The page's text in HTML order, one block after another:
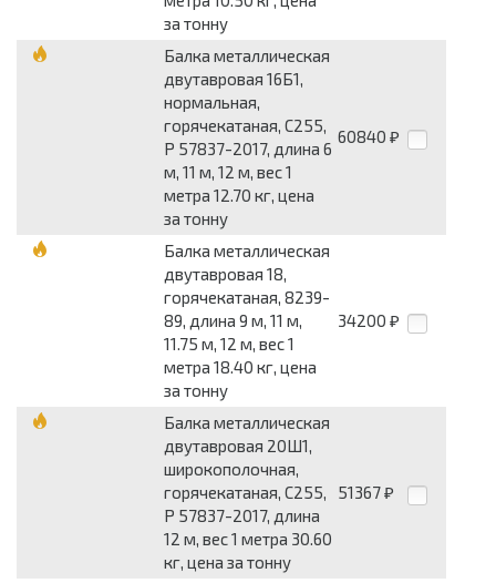
за тонну
Балка металлическая
двутавровая 16Б1,
нормальная,
горячекатаная, С255,
Р 57837-2017, длина 6
м, 11 м, 12 м, вес 1
метра 12.70 кг, цена
за тонну
60840 ₽
Балка металлическая
двутавровая 18,
горячекатаная, 8239-
89, длина 9 м, 11 м,
11.75 м, 12 м, вес 1
метра 18.40 кг, цена
за тонну
34200 ₽
Балка металлическая
двутавровая 20Ш1,
широкополочная,
горячекатаная, С255,
Р 57837-2017, длина
12 м, вес 1 метра 30.60
кг, цена за тонну
51367 ₽